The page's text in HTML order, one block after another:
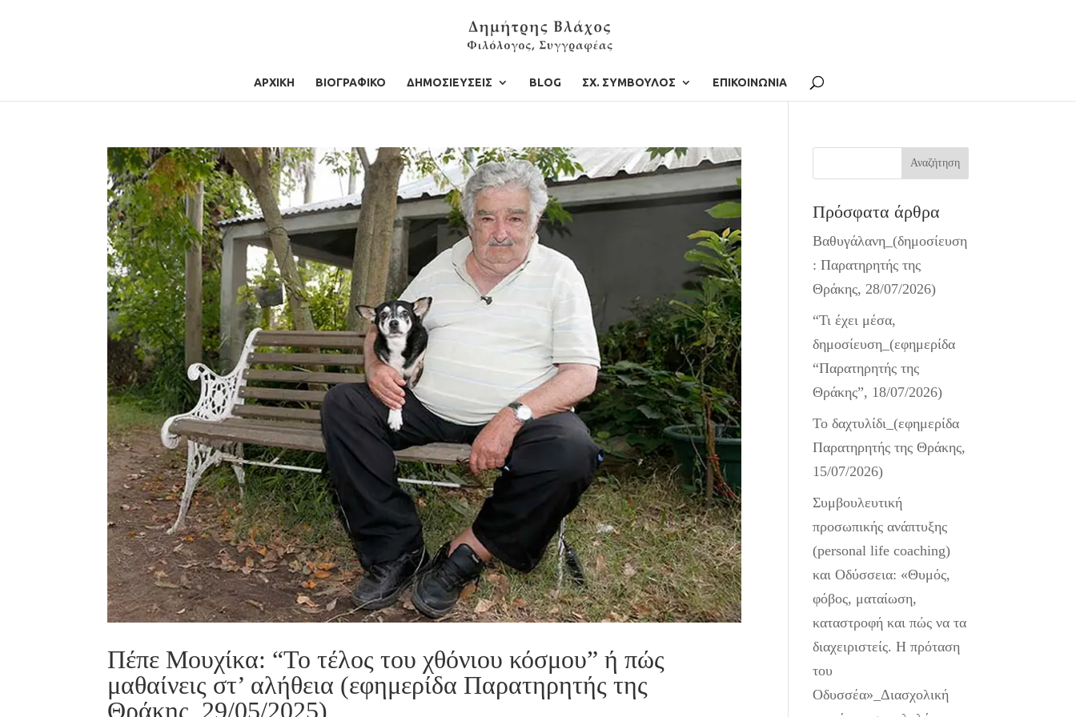
ΑΡΧΙΚΗ ΒΙΟΓΡΑΦΙΚΟ ΔΗΜΟΣΙΕΥΣΕΙΣ BLOG ΣΧ. ΣΥΜΒΟΥΛΟΣ ΕΠΙΚΟΙΝΩΝΙΑ
Πέπε Μουχίκα: “Το τέλος του χθόνιου κόσμου” ή πώς
μαθαίνεις στ’ αλήθεια (εφημερίδα Παρατηρητής της
Θράκης, 29/05/2025)
Πρόσφατα άρθρα
Βαθυγάλανη_(δημοσίευση
: Παρατηρητής της
Θράκης, 28/07/2026)
“Τι έχει μέσα,
δημοσίευση_(εφημερίδα
“Παρατηρητής της
Θράκης”, 18/07/2026)
Το δαχτυλίδι_(εφημερίδα
Παρατηρητής της Θράκης,
15/07/2026)
Συμβουλευτική
προσωπικής ανάπτυξης
(personal life coaching)
και Οδύσσεια: «Θυμός,
φόβος, ματαίωση,
καταστροφή και πώς να τα
διαχειριστείς. Η πρόταση
του
Οδυσσέα»_Διασχολική